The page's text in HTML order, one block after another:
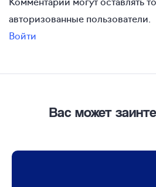
авторизованные пользователи.
Войти
Вас может